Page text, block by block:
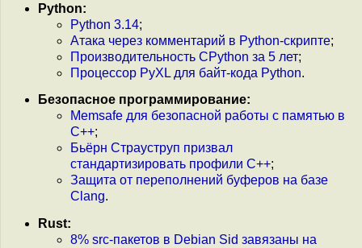
Python:
Python 3.14;
Атака через комментарий в Python-скрипте;
Производительность CPython за 5 лет;
Процессор PyXL для байт-кода Python.
Безопасное программирование:
Memsafe для безопасной работы с памятью в
С++;
Бьёрн Страуструп призвал
стандартизировать профили C++;
Защита от переполнений буферов на базе
Clang.
Rust:
8% src-пакетов в Debian Sid завязаны на